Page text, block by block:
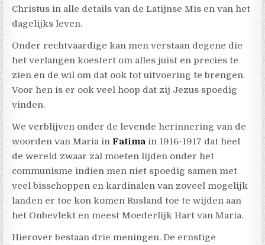
Christus in alle details van de Latijnse Mis en van het
dagelijks leven.
Onder rechtvaardige kan men verstaan degene die
het verlangen koestert om alles juist en precies te
zien en de wil om dat ook tot uitvoering te brengen.
Voor hen is er ook veel hoop dat zij Jezus spoedig
vinden.
We verblijven onder de levende herinnering van de
woorden van Maria in Fatimain 1916-1917 dat heel
de wereld zwaar zal moeten lijden onder het
communisme indien men niet spoedig samen met
veel bisschoppen en kardinalen van zoveel mogelijk
landen er toe kon komen Rusland toe te wijden aan
het Onbevlekt en meest Moederlijk Hart van Maria.
Hierover bestaan drie meningen. De ernstige